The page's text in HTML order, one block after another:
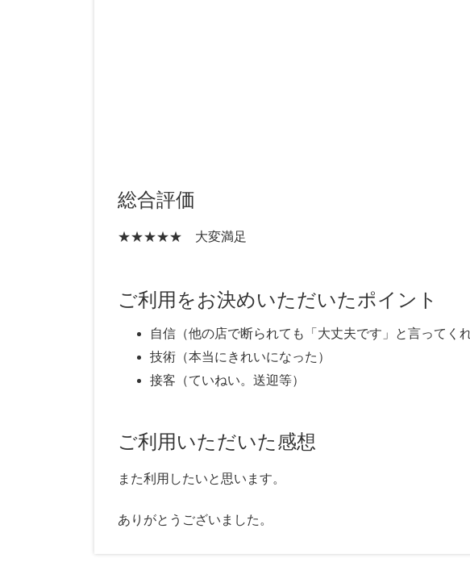
総合評価
★★★★★ 大変満足
ご利用をお決めいただいたポイント
自信（他の店で断られても「大丈夫です」と言ってくれ
技術（本当にきれいになった）
接客（ていねい。送迎等）
ご利用いただいた感想
また利用したいと思います。
ありがとうございました。